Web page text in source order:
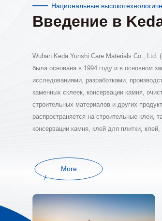
Национальные
Введение в
Wuhan Keda Yunshi Care Materials Co., Ltd.
была основана в 1994 году и в основном
исследованиями, разработками,
каменных склеек, консервации камня,
строительных материалов и других
распространяется на строительные клеи,
консервации камня, клей для плитки,
производственные базы в Хубэй и Цзянсу,
предприятия площадью около 20 000
экспортируется в более чем 70 стран и
More